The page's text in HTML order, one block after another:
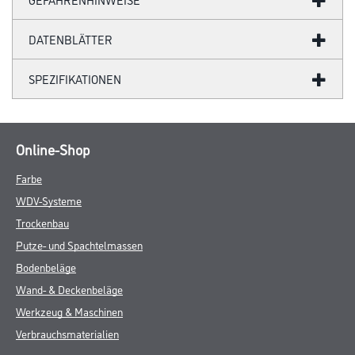
DATENBLÄTTER
SPEZIFIKATIONEN
Online-Shop
Farbe
WDV-Systeme
Trockenbau
Putze- und Spachtelmassen
Bodenbeläge
Wand- & Deckenbeläge
Werkzeug & Maschinen
Verbrauchsmaterialien